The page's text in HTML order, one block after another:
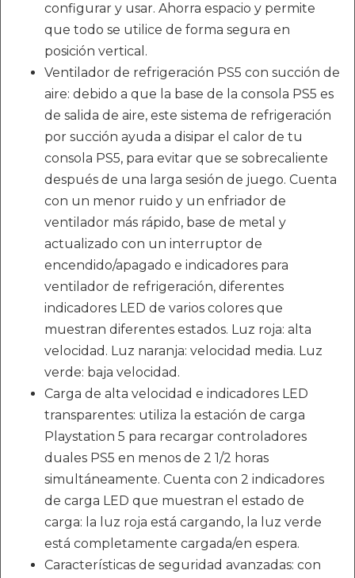
configurar y usar. Ahorra espacio y permite
que todo se utilice de forma segura en
posición vertical.
Ventilador de refrigeración PS5 con succión de
aire: debido a que la base de la consola PS5 es
de salida de aire, este sistema de refrigeración
por succión ayuda a disipar el calor de tu
consola PS5, para evitar que se sobrecaliente
después de una larga sesión de juego. Cuenta
con un menor ruido y un enfriador de
ventilador más rápido, base de metal y
actualizado con un interruptor de
encendido/apagado e indicadores para
ventilador de refrigeración, diferentes
indicadores LED de varios colores que
muestran diferentes estados. Luz roja: alta
velocidad. Luz naranja: velocidad media. Luz
verde: baja velocidad.
Carga de alta velocidad e indicadores LED
transparentes: utiliza la estación de carga
Playstation 5 para recargar controladores
duales PS5 en menos de 2 1/2 horas
simultáneamente. Cuenta con 2 indicadores
de carga LED que muestran el estado de
carga: la luz roja está cargando, la luz verde
está completamente cargada/en espera.
Características de seguridad avanzadas: con